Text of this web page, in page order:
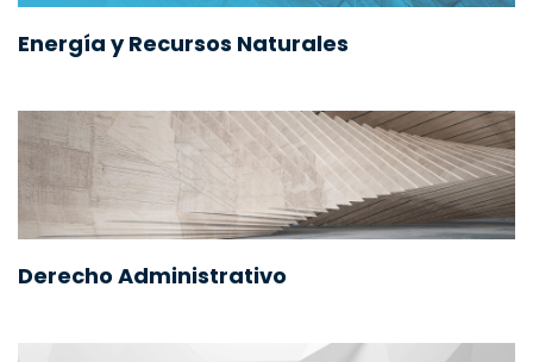
Energía y Recursos Naturales
Derecho Administrativo